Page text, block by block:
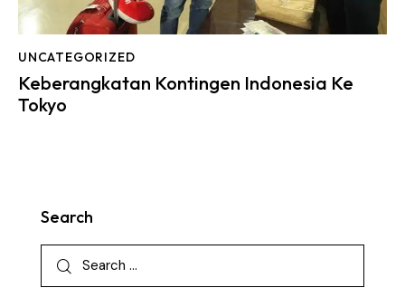
UNCATEGORIZED
Keberangkatan Kontingen Indonesia Ke
Tokyo
Search